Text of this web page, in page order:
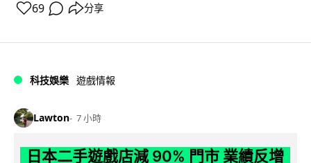
69 分享
科技娛樂 遊戲情報
Lawton 7 小時
日本二手遊戲店減 90% 門市 業績反增